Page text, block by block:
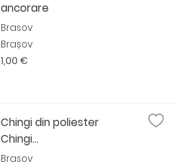
ancorare
Brasov
Brașov
1,00 €
Chingi din poliester
Chingi...
Brasov